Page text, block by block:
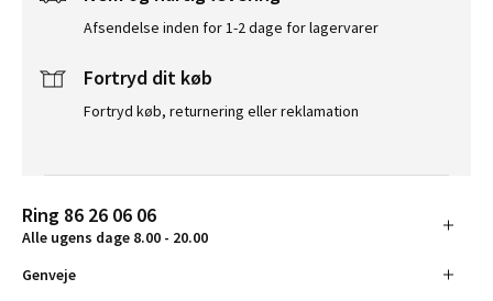
Afsendelse inden for 1-2 dage for lagervarer
Fortryd dit køb
Fortryd køb, returnering eller reklamation
Ring 86 26 06 06
Alle ugens dage 8.00 - 20.00
Genveje